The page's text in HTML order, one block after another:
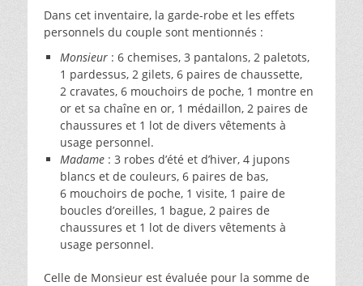
Dans cet inventaire, la garde-robe et les effets
personnels du couple sont mentionnés :
Monsieur : 6 chemises, 3 pantalons, 2 paletots,
1 pardessus, 2 gilets, 6 paires de chaussette,
2 cravates, 6 mouchoirs de poche, 1 montre en
or et sa chaîne en or, 1 médaillon, 2 paires de
chaussures et 1 lot de divers vêtements à
usage personnel.
Madame : 3 robes d’été et d’hiver, 4 jupons
blancs et de couleurs, 6 paires de bas,
6 mouchoirs de poche, 1 visite, 1 paire de
boucles d’oreilles, 1 bague, 2 paires de
chaussures et 1 lot de divers vêtements à
usage personnel.
Celle de Monsieur est évaluée pour la somme de